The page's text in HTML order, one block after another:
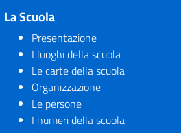
La Scuola
Presentazione
I luoghi della scuola
Le carte della scuola
Organizzazione
Le persone
I numeri della scuola